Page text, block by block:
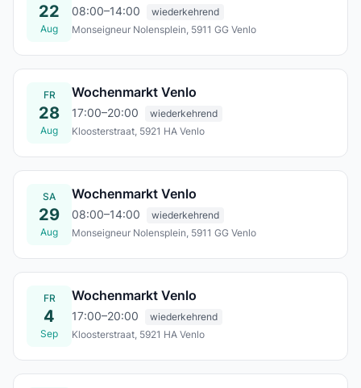
22
Aug
08:00–14:00
wiederkehrend
Monseigneur Nolensplein, 5911 GG Venlo
FR
28
Aug
Wochenmarkt Venlo
17:00–20:00
wiederkehrend
Kloosterstraat, 5921 HA Venlo
SA
29
Aug
Wochenmarkt Venlo
08:00–14:00
wiederkehrend
Monseigneur Nolensplein, 5911 GG Venlo
FR
4
Sep
Wochenmarkt Venlo
17:00–20:00
wiederkehrend
Kloosterstraat, 5921 HA Venlo